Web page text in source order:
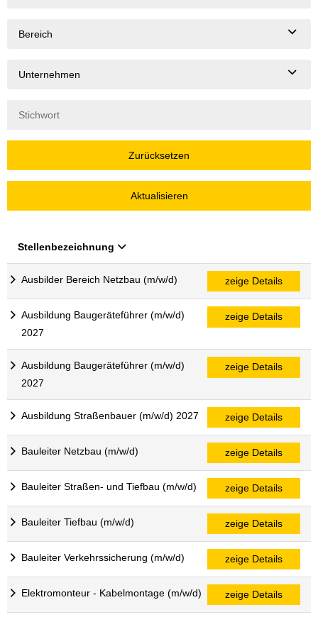
Bereich
Unternehmen
Zurücksetzen
Aktualisieren
Stellenbezeichnung
Ausbilder Bereich Netzbau (m/w/d) zeige Details
Ausbildung Baugeräteführer (m/w/d)
2027
zeige Details
Ausbildung Baugeräteführer (m/w/d)
2027
zeige Details
Ausbildung Straßenbauer (m/w/d) 2027 zeige Details
Bauleiter Netzbau (m/w/d) zeige Details
Bauleiter Straßen- und Tiefbau (m/w/d) zeige Details
Bauleiter Tiefbau (m/w/d) zeige Details
Bauleiter Verkehrssicherung (m/w/d) zeige Details
Elektromonteur - Kabelmontage (m/w/d) zeige Details